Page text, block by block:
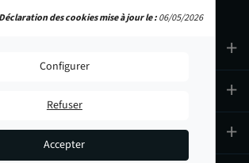
Configurer
Refuser
Accepter
Déclaration des cookies mise à jour le :06/05/2026